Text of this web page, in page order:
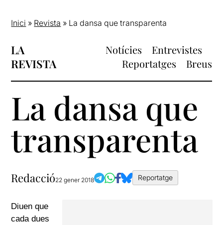
Inici » Revista » La dansa que transparenta
LA
REVISTA
Notícies
Entrevistes
Reportatges
Breus
La dansa que
transparenta
Redacció22 gener 2018 Reportatge
Diuen que
cada dues